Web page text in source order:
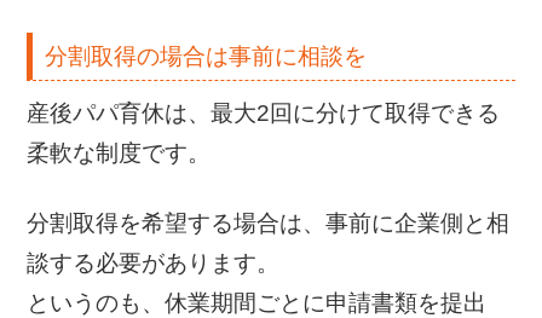
分割取得の場合は事前に相談を
産後パパ育休は、最大2回に分けて取得できる
柔軟な制度です。
分割取得を希望する場合は、事前に企業側と相
談する必要があります。
というのも、休業期間ごとに申請書類を提出